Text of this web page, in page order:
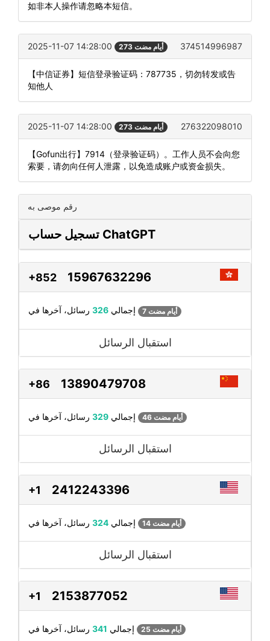
如非本人操作请忽略本短信。
2025-11-07 14:28:00 273 أيام مضت 374514996987
【中信证券】短信登录验证码：787735，切勿转发或告
知他人
2025-11-07 14:28:00 273 أيام مضت 276322098010
【Gofun出行】7914（登录验证码）。工作人员不会向您
索要，请勿向任何人泄露，以免造成账户或资金损失。
رقم موصى به
تسجيل حساب ChatGPT
+852 15967632296
إجمالي 326 7 أيام مضت
استقبال الرسائل
+86 13890479708
إجمالي 329 46 أيام مضت
استقبال الرسائل
+1 2412243396
إجمالي 324 14 أيام مضت
استقبال الرسائل
+1 2153877052
إجمالي 341 25 أيام مضت